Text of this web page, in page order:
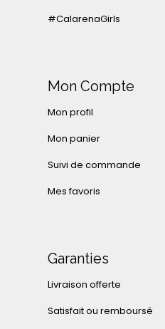
#CalarenaGirls
Mon Compte
Mon profil
Mon panier
Suivi de commande
Mes favoris
Garanties
Livraison offerte
Satisfait ou remboursé